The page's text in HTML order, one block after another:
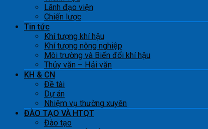
Lãnh đạo viện
Chiến lược
Tin tức
Khí tượng khí hậu
Khí tượng nông nghiệp
Môi trường và Biến đổi khí hậu
Thủy văn – Hải văn
KH & CN
Đề tài
Dự án
Nhiệm vụ thường xuyên
ĐÀO TẠO VÀ HTQT
Đào tạo